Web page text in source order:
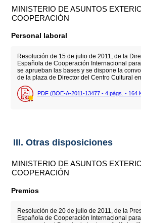
MINISTERIO DE ASUNTOS
COOPERACIÓN
Personal laboral
Resolución de 15 de julio de 2011, de la
Española de Cooperación Internacional
se aprueban las bases y se dispone la
de la plaza de Director del Centro Cultural en
PDF (BOE-A-2011-13477 - 4 págs. - 164
III. Otras disposiciones
MINISTERIO DE ASUNTOS
COOPERACIÓN
Premios
Resolución de 20 de julio de 2011, de la
Española de Cooperación Internacional